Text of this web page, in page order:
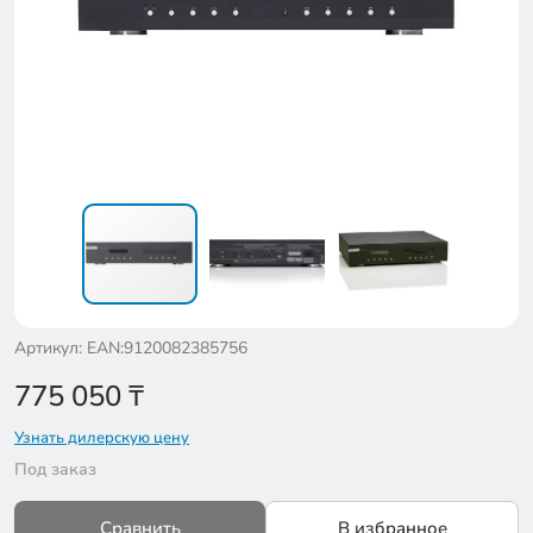
Артикул: EAN:9120082385756
775 050₸
Узнать дилерскую цену
Под заказ
Сравнить В избранное